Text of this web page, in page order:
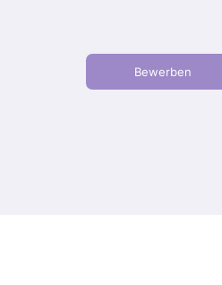
Bewerben